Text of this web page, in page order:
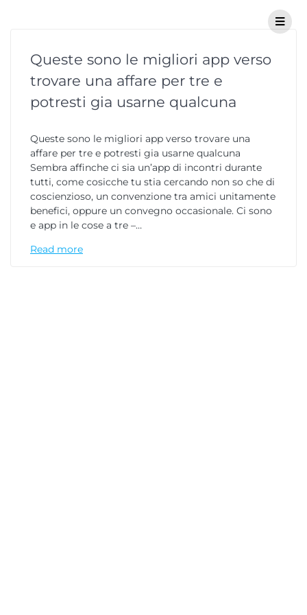
Queste sono le migliori app verso
trovare una affare per tre e
potresti gia usarne qualcuna
Queste sono le migliori app verso trovare una
affare per tre e potresti gia usarne qualcuna
Sembra affinche ci sia un’app di incontri durante
tutti, come cosicche tu stia cercando non so che di
coscienzioso, un convenzione tra amici unitamente
benefici, oppure un convegno occasionale. Ci sono
e app in le cose a tre –…
Read more